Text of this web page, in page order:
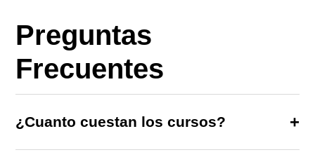
Preguntas
Frecuentes
¿Cuanto cuestan los cursos?